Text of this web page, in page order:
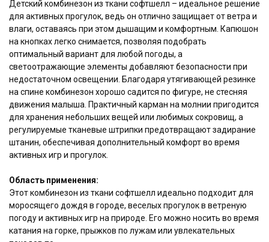
ФИО контактного лица
Телефон
При отправке данных, вы
соглашаетесь с нашим положением
о конфиденциальности
Отправить
Детский комбинезон из ткани софтшелл – идеальное решение
для активных прогулок, ведь он отлично защищает от ветра и
влаги, оставаясь при этом дышащим и комфортным. Капюшон
на кнопках легко снимается, позволяя подобрать
оптимальный вариант для любой погоды, а
светоотражающие элементы добавляют безопасности при
недостаточном освещении. Благодаря утягивающей резинке
на спине комбинезон хорошо садится по фигуре, не стесняя
движения малыша. Практичный карман на молнии пригодится
для хранения небольших вещей или любимых сокровищ, а
регулируемые тканевые штрипки предотвращают задирание
штанин, обеспечивая дополнительный комфорт во время
активных игр и прогулок.
Область применения:
Этот комбинезон из ткани софтшелл идеально подходит для
моросящего дождя в городе, веселых прогулок в ветреную
погоду и активных игр на природе. Его можно носить во время
катания на горке, прыжков по лужам или увлекательных